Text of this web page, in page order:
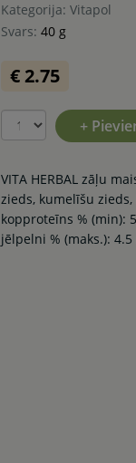
Kategorija: Vitapol
Svars: 40 g
€ 2.75
+
VITA HERBAL zāļu
zieds, kumelīšu
kopproteīns % (min):
jēlpelni % (maks.):